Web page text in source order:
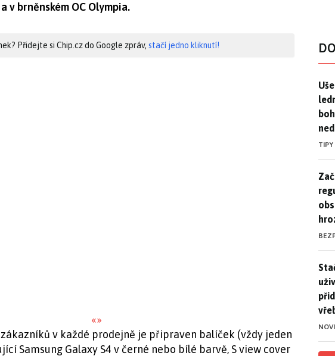
v brněnském OC Olympia.
Přidejte si Chip.cz do Google zpráv, stačí jedno kliknutí!
«»
v každé prodejně je připraven balíček (vždy jeden
Samsung Galaxy S4 v černé nebo bílé barvě, S view cover